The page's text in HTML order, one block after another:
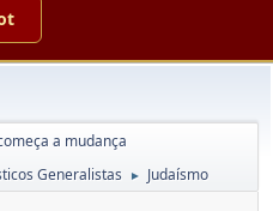
a mudança
Generalistas ► Judaísmo